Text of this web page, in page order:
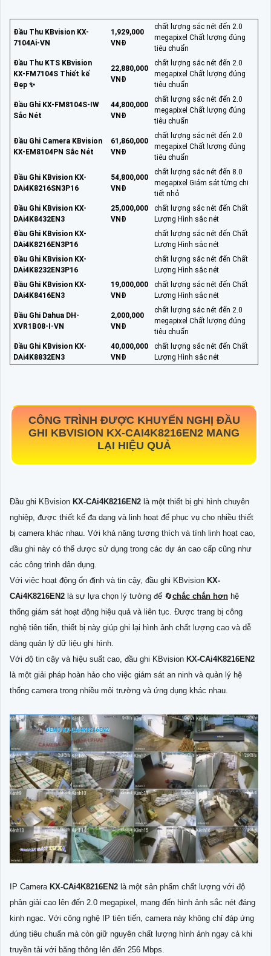
Đầu Thu KBvision KX-
7104Ai-VN
1,929,000
VNĐ
chất lượng sắc nét đến 2.0
megapixel Chất lượng đúng
tiêu chuẩn
Đầu Thu KTS KBvision
KX-FM7104S Thiết kế
Đẹp ✨
22,880,000
VNĐ
chất lượng sắc nét đến 2.0
megapixel Chất lượng đúng
tiêu chuẩn
Đầu Ghi KX-FM8104S-IW
Sắc Nét
44,800,000
VNĐ
chất lượng sắc nét đến 2.0
megapixel Chất lượng đúng
tiêu chuẩn
Đầu Ghi Camera KBvision
KX-EM8104PN Sắc Nét
61,860,000
VNĐ
chất lượng sắc nét đến 2.0
megapixel Chất lượng đúng
tiêu chuẩn
Đầu Ghi KBvision KX-
DAi4K8216SN3P16
54,800,000
VNĐ
chất lượng sắc nét đến 8.0
megapixel Giám sát từng chi
tiết nhỏ
Đầu Ghi KBvision KX-
DAi4K8432EN3
25,000,000
VNĐ
chất lượng sắc nét đến Chất
Lượng Hình sắc nét
Đầu Ghi KBvision KX-
DAi4K8216EN3P16
chất lượng sắc nét đến Chất
Lượng Hình sắc nét
Đầu Ghi KBvision KX-
DAi4K8232EN3P16
chất lượng sắc nét đến Chất
Lượng Hình sắc nét
Đầu Ghi KBvision KX-
DAi4K8416EN3
19,000,000
VNĐ
chất lượng sắc nét đến Chất
Lượng Hình sắc nét
Đầu Ghi Dahua DH-
XVR1B08-I-VN
2,000,000
VNĐ
chất lượng sắc nét đến 2.0
megapixel Chất lượng đúng
tiêu chuẩn
Đầu Ghi KBvision KX-
DAi4K8832EN3
40,000,000
VNĐ
chất lượng sắc nét đến Chất
Lượng Hình sắc nét
CÔNG TRÌNH ĐƯỢC KHUYẾN NGHỊ ĐẦU
GHI KBVISION KX-CAI4K8216EN2 MANG
LẠI HIỆU QUẢ
Đầu ghi KBvision KX-CAi4K8216EN2 là một thiết bị ghi hình chuyên
nghiệp, được thiết kế đa dạng và linh hoạt để phục vụ cho nhiều thiết
bị camera khác nhau. Với khả năng tương thích và tính linh hoạt cao,
đầu ghi này có thể được sử dụng trong các dự án cao cấp cũng như
các công trình dân dụng.
Với việc hoạt động ổn định và tin cậy, đầu ghi KBvision KX-
CAi4K8216EN2 là sự lựa chọn lý tưởng để 🔄chắc chắn hơn hệ
thống giám sát hoạt động hiệu quả và liên tục. Được trang bị công
nghệ tiên tiến, thiết bị này giúp ghi lại hình ảnh chất lượng cao và dễ
dàng quản lý dữ liệu ghi hình.
Với độ tin cậy và hiệu suất cao, đầu ghi KBvision KX-CAi4K8216EN2
là một giải pháp hoàn hảo cho việc giám sát an ninh và quản lý hệ
thống camera trong nhiều môi trường và ứng dụng khác nhau.
IP Camera KX-CAi4K8216EN2 là một sản phẩm chất lượng với độ
phân giải cao lên đến 2.0 megapixel, mang đến hình ảnh sắc nét đáng
kinh ngạc. Với công nghệ IP tiên tiến, camera này không chỉ đáp ứng
đúng tiêu chuẩn mà còn giữ nguyên chất lượng hình ảnh ngay cả khi
truyền tải với băng thông lên đến 256 Mbps.